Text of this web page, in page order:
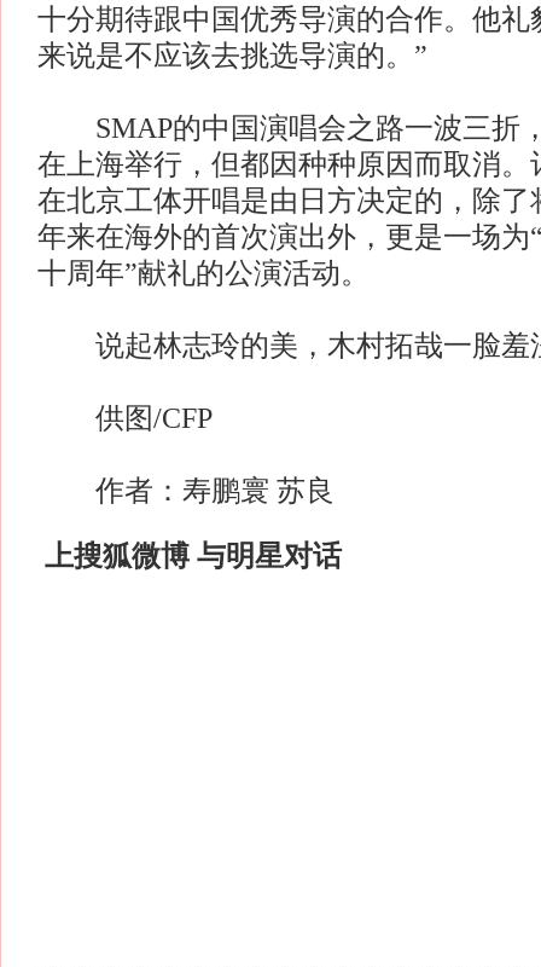
十分期待跟中国优秀导演的合作。他礼
来说是不应该去挑选导演的。”
SMAP的中国演唱会之路一波三折
在上海举行，但都因种种原因而取消。
在北京工体开唱是由日方决定的，除了
年来在海外的首次演出外，更是一场为
十周年”献礼的公演活动。
说起林志玲的美，木村拓哉一脸羞
供图/CFP
作者：寿鹏寰 苏良
上搜狐微博 与明星对话